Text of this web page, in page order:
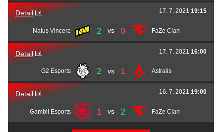
Detail
Natus Vincere 2 vs 0 FaZe Clan
17. 7. 2021 19:15
Detail
G2 Esports 2 vs 1 Astralis
17. 7. 2021 16:00
Detail
Gambit Esports 1 vs 2 FaZe Clan
16. 7. 2021 19:00